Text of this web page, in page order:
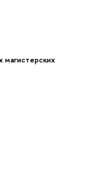
магистерских